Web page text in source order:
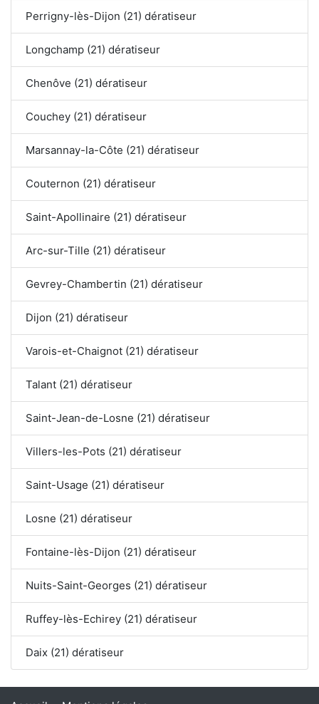
Perrigny-lès-Dijon (21) dératiseur
Longchamp (21) dératiseur
Chenôve (21) dératiseur
Couchey (21) dératiseur
Marsannay-la-Côte (21) dératiseur
Couternon (21) dératiseur
Saint-Apollinaire (21) dératiseur
Arc-sur-Tille (21) dératiseur
Gevrey-Chambertin (21) dératiseur
Dijon (21) dératiseur
Varois-et-Chaignot (21) dératiseur
Talant (21) dératiseur
Saint-Jean-de-Losne (21) dératiseur
Villers-les-Pots (21) dératiseur
Saint-Usage (21) dératiseur
Losne (21) dératiseur
Fontaine-lès-Dijon (21) dératiseur
Nuits-Saint-Georges (21) dératiseur
Ruffey-lès-Echirey (21) dératiseur
Daix (21) dératiseur